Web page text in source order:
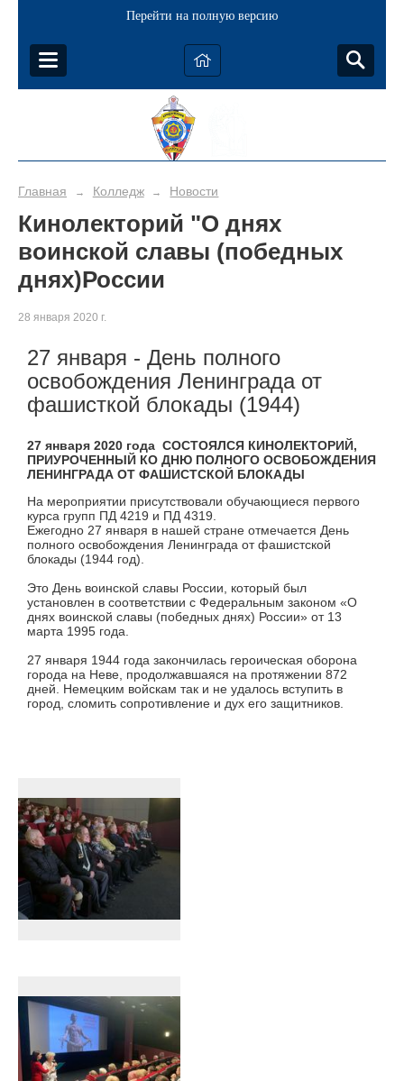
Перейти на полную версию
Главная → Колледж → Новости
Кинолекторий "О днях
воинской славы (победных
днях)России
28 января 2020 г.
27 января - День полного
освобождения Ленинграда от
фашисткой блокады (1944)
27 января 2020 года СОСТОЯЛСЯ КИНОЛЕКТОРИЙ,
ПРИУРОЧЕННЫЙ КО ДНЮ ПОЛНОГО ОСВОБОЖДЕНИЯ
ЛЕНИНГРАДА ОТ ФАШИСТСКОЙ БЛОКАДЫ
На мероприятии присутствовали обучающиеся первого
курса групп ПД 4219 и ПД 4319.
Ежегодно 27 января в нашей стране отмечается День
полного освобождения Ленинграда от фашистской
блокады (1944 год).
Это День воинской славы России, который был
установлен в соответствии с Федеральным законом «О
днях воинской славы (победных днях) России» от 13
марта 1995 года.
27 января 1944 года закончилась героическая оборона
города на Неве, продолжавшаяся на протяжении 872
дней. Немецким войскам так и не удалось вступить в
город, сломить сопротивление и дух его защитников.